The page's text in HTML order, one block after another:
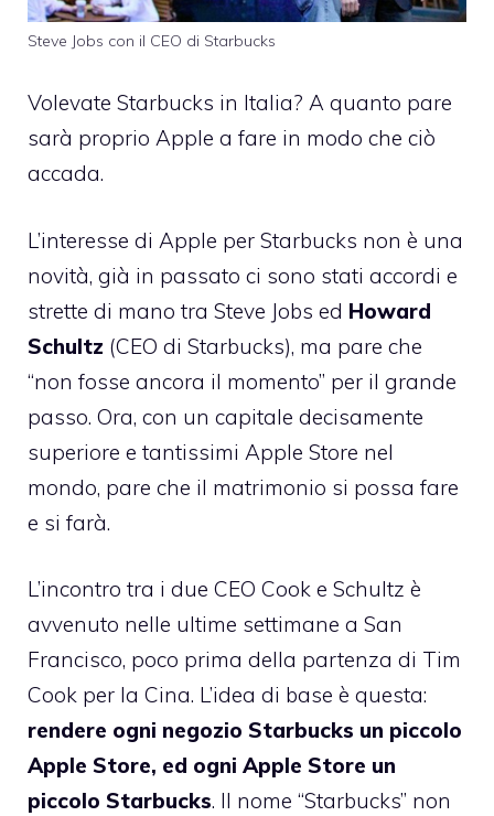
Steve Jobs con il CEO di Starbucks
Volevate Starbucks in Italia? A quanto pare
sarà proprio Apple a fare in modo che ciò
accada.
L’interesse di Apple per Starbucks non è una
novità, già in passato ci sono stati accordi e
strette di mano tra Steve Jobs ed Howard
Schultz (CEO di Starbucks), ma pare che
“non fosse ancora il momento” per il grande
passo. Ora, con un capitale decisamente
superiore e tantissimi Apple Store nel
mondo, pare che il matrimonio si possa fare
e si farà.
L’incontro tra i due CEO Cook e Schultz è
avvenuto nelle ultime settimane a San
Francisco, poco prima della partenza di Tim
Cook per la Cina. L’idea di base è questa:
rendere ogni negozio Starbucks un piccolo
Apple Store, ed ogni Apple Store un
piccolo Starbucks. Il nome “Starbucks” non